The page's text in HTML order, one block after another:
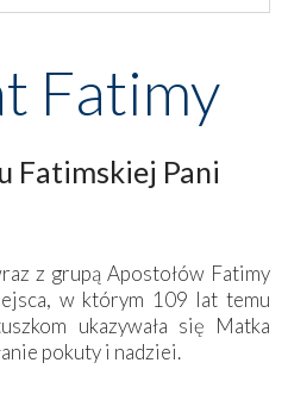
Fatimy
Fatimskiej Pani
z grupą Apostołów Fatimy
w którym 109 lat temu
ukazywała się Matka
pokuty i nadziei.